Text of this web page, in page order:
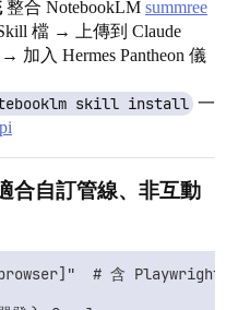
整合 NotebookLM summree
檔 → 上傳到 Claude
加入 Hermes Pantheon 儀
skill install 一
合自訂管線、非互動
# 含 Playwright